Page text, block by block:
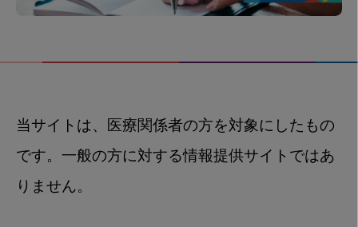
当サイトは、医療関係者の方を対象にしたもの
です。一般の方に対する情報提供サイトではあ
りません。